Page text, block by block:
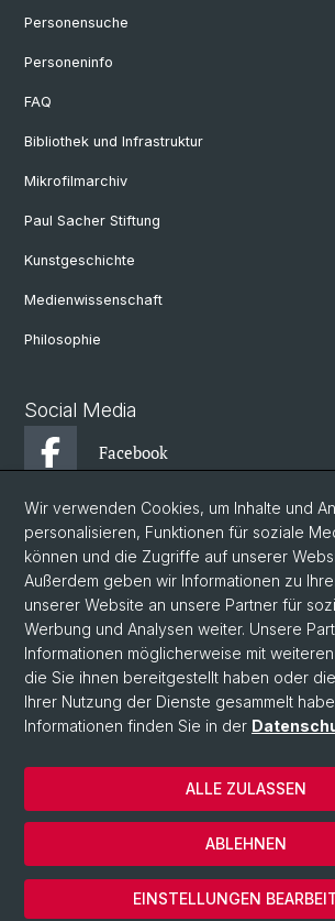
Personensuche
Personeninfo
FAQ
Bibliothek und Infrastruktur
Mikrofilmarchiv
Paul Sacher Stiftung
Kunstgeschichte
Medienwissenschaft
Philosophie
Social Media
Facebook
Instagram
YouTube
© Universität Basel
Datenschutzerklärung
Philosophisch-Historische Fakultät
Departement Künste, Medien, Philosophie
Wir verwenden Cookies, um Inhalte und
personalisieren, Funktionen für soziale
können und die Zugriffe auf unserer
Außerdem geben wir Informationen zu
unserer Website an unsere Partner für
Werbung und Analysen weiter. Unsere
Informationen möglicherweise mit
die Sie ihnen bereitgestellt haben oder die
Ihrer Nutzung der Dienste gesammelt
Informationen finden Sie in der
EINSTELLUNGEN
ABLEHNEN
ALLE ZULASSEN